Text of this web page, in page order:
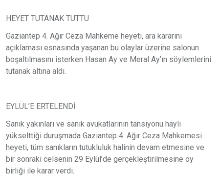
HEYET TUTANAK TUTTU
Gaziantep 4. Ağır Ceza Mahkeme heyeti, ara kararını
açıklaması esnasında yaşanan bu olaylar üzerine salonun
boşaltılmasını isterken Hasan Ay ve Meral Ay’ın söylemlerini
tutanak altına aldı.
EYLÜL’E ERTELENDİ
Sanık yakınları ve sanık avukatlarının tansiyonu hayli
yükselttiği duruşmada Gaziantep 4. Ağır Ceza Mahkemesi
heyeti, tüm sanıkların tutukluluk halinin devam etmesine ve
bir sonraki celsenin 29 Eylül’de gerçekleştirilmesine oy
birliği ile karar verdi.